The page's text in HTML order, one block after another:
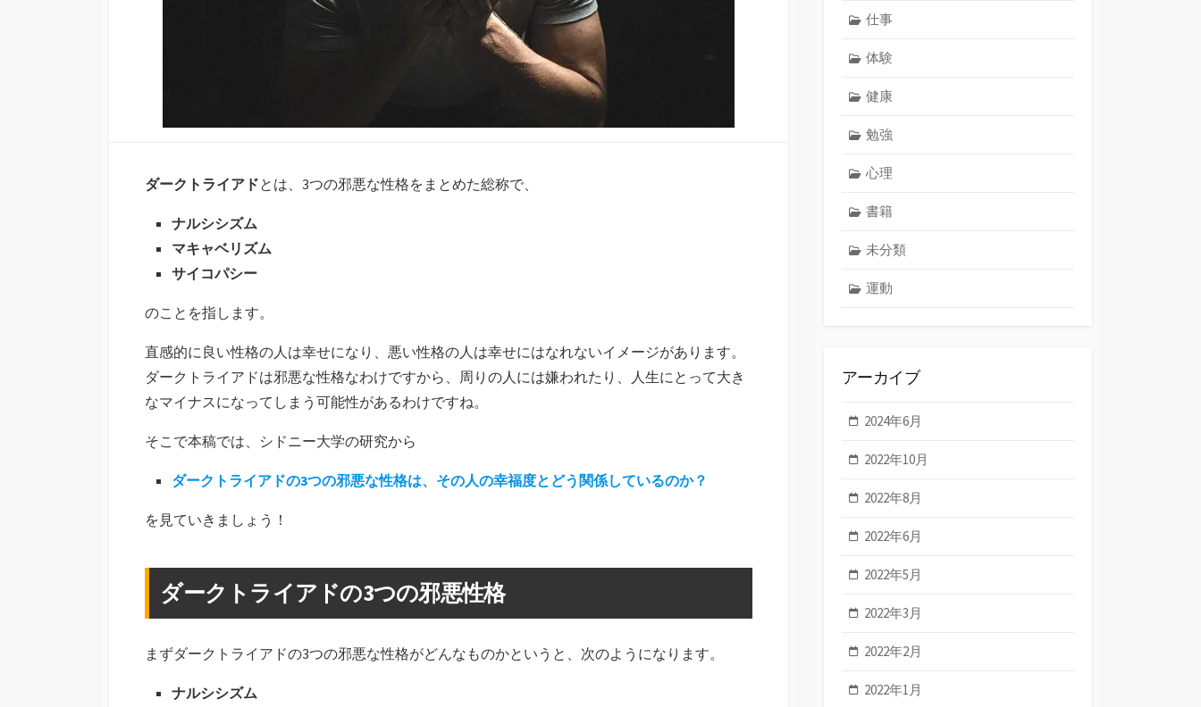
ダークトライアドとは、3つの邪悪な性格をまとめた総称で、
ナルシシズム
マキャベリズム
サイコパシー
のことを指します。
直感的に良い性格の人は幸せになり、悪い性格の人は幸せにはなれないイメージがあります。
ダークトライアドは邪悪な性格なわけですから、周りの人には嫌われたり、人生にとって大き
なマイナスになってしまう可能性があるわけですね。
そこで本稿では、シドニー大学の研究から
ダークトライアドの3つの邪悪な性格は、その人の幸福度とどう関係しているのか？
を見ていきましょう！
ダークトライアドの3つの邪悪性格
まずダークトライアドの3つの邪悪な性格がどんなものかというと、次のようになります。
ナルシシズム
仕事
体験
健康
勉強
心理
書籍
未分類
運動
アーカイブ
2024年6月
2022年10月
2022年8月
2022年6月
2022年5月
2022年3月
2022年2月
2022年1月